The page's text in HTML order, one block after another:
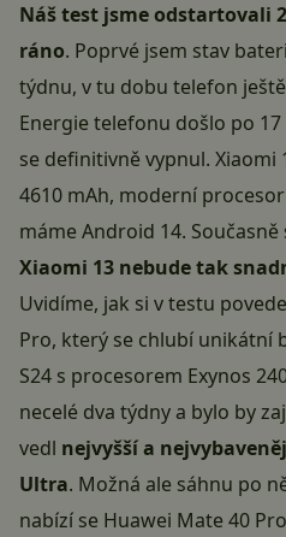
Náš test jsme odstartovali
ráno. Poprvé jsem stav
týdnu, v tu dobu telefon
Energie telefonu došlo po
se definitivně vypnul.
4610 mAh, moderní
mámeAndroid 14.
Xiaomi 13 nebude tak
Uvidíme, jak si v testu
Pro, který se chlubí unikátní
S24 s procesorem Exynos
necelé dva týdnya bylo by
vedl nejvyšší a
Ultra. Možná ale sáhnu po
nabízí se Huawei Mate 40